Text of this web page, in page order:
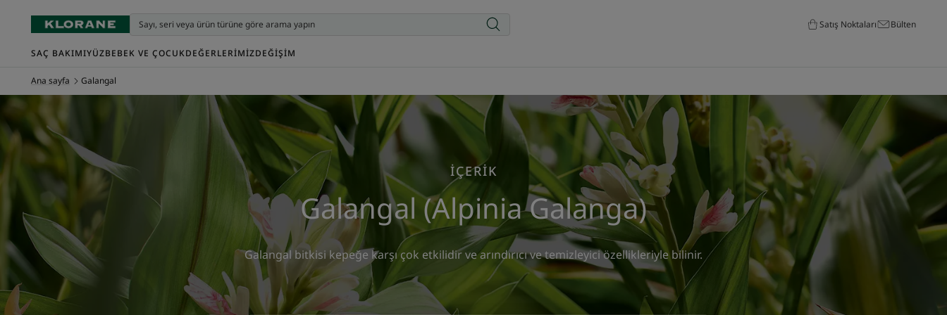
Satış Noktaları Bülten
SAÇ BAKIMIYÜZBEBEK VE ÇOCUKDEĞERLERIMIZDEĞIŞIM
Ana sayfa Galangal
İÇERIK
Galangal (Alpinia Galanga)
Galangal bitkisi kepeğe karşı çok etkilidir ve arındırıcı ve temizleyici özellikleriyle bilinir.